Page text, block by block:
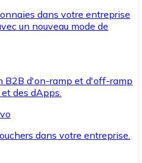
dans votre entreprise
un nouveau mode de
B2B d'on-ramp et d'off-ramp
des dApps.
dans votre entreprise.